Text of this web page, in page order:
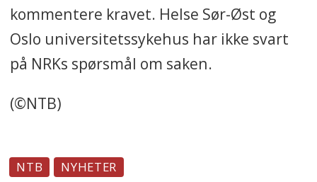
kommentere kravet. Helse Sør-Øst og
Oslo universitetssykehus har ikke svart
på NRKs spørsmål om saken.
(©NTB)
NTB
NYHETER